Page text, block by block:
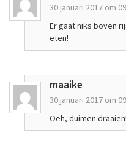
30 januari 2017 om
Er gaat niks boven
eten!
maaike
30 januari 2017 om
Oeh, duimen